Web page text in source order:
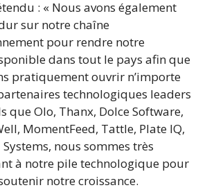
: « Nous avons également
sur notre chaîne
pour rendre notre
dans tout le pays afin que
pratiquement ouvrir n’importe
technologiques leaders
que OIo, Thanx, Dolce Software,
MomentFeed, Tattle, Plate IQ,
Systems, nous sommes très
à notre pile technologique pour
notre croissance.